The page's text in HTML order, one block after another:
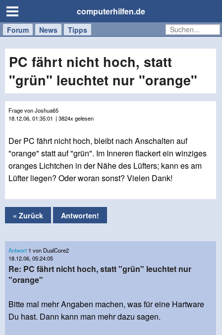
computerhilfen.de
Forum News Tipps
Handy
Tablet
Windows
Mac
PC fährt nicht hoch, statt
"grün" leuchtet nur "orange"
Frage von Joshua65
18.12.06, 01:35:01 | 3824x gelesen
Der PC fährt nicht hoch, bleibt nach Anschalten auf
"orange" statt auf "grün". Im Inneren flackert ein winziges
oranges Lichtchen in der Nähe des Lüfters; kann es am
Lüfter liegen? Oder woran sonst? Vielen Dank!
« Zurück Antworten!
Antwort 1 von DualCore2
18.12.06, 05:24:05
Re: PC fährt nicht hoch, statt "grün" leuchtet nur
"orange"
Bitte mal mehr Angaben machen, was für eine Hartware
Du hast. Dann kann man mehr dazu sagen.